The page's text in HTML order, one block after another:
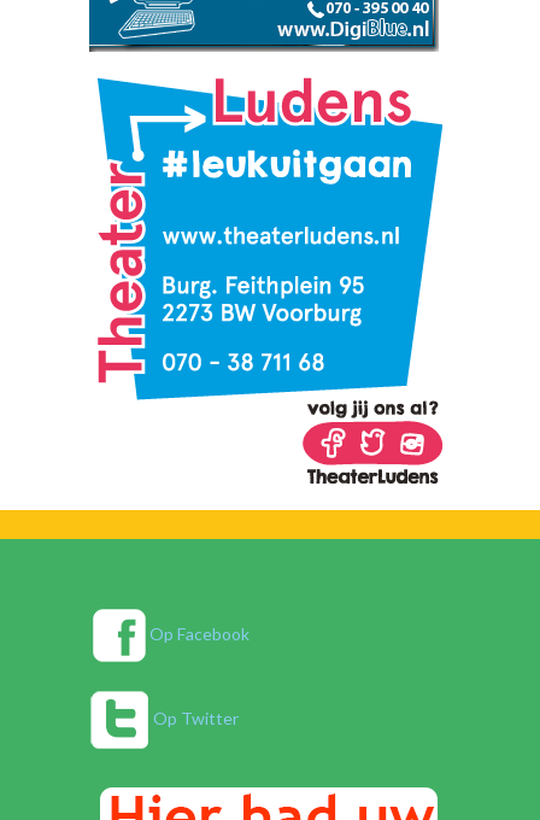
Op Facebook
Op Twitter